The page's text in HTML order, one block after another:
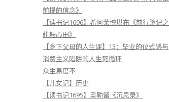
前提的信念》
【读书记1696】希阿荣博堪布《前行笔记之
耕耘心田》
【乡下父母的人生课】13：毕业的仪式感与
消费主义陷阱的人生死循环
众生易度不
【儿女记】历史
【读书记1695】奥勒留《沉思录》